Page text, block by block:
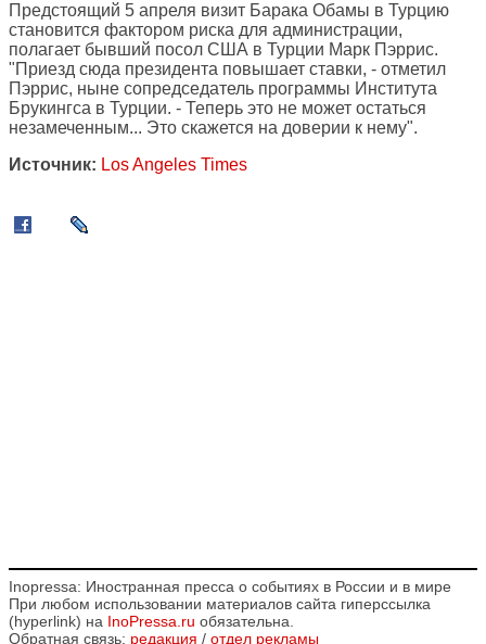
Предстоящий 5 апреля визит Барака Обамы в Турцию
становится фактором риска для администрации,
полагает бывший посол США в Турции Марк Пэррис.
"Приезд сюда президента повышает ставки, - отметил
Пэррис, ныне сопредседатель программы Института
Брукингса в Турции. - Теперь это не может остаться
незамеченным... Это скажется на доверии к нему".
Источник: Los Angeles Times
Inopressa: Иностранная пресса о событиях в России и в мире
При любом использовании материалов сайта гиперссылка
(hyperlink) на InoPressa.ru обязательна.
Обратная связь: редакция / отдел рекламы